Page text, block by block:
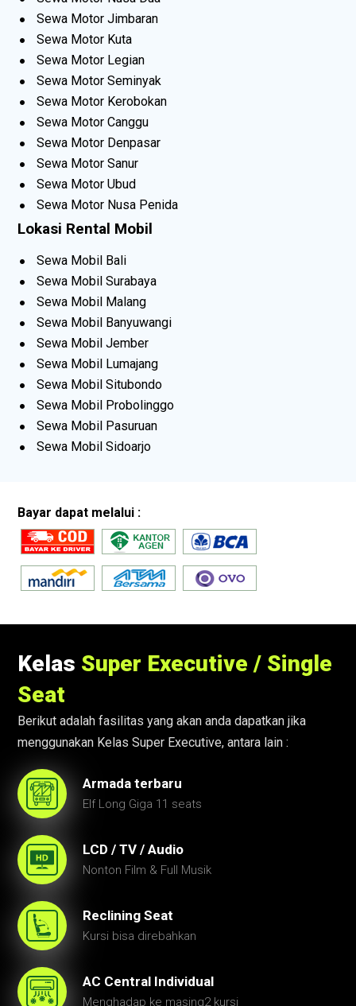
Sewa Motor Jimbaran
Sewa Motor Kuta
Sewa Motor Legian
Sewa Motor Seminyak
Sewa Motor Kerobokan
Sewa Motor Canggu
Sewa Motor Denpasar
Sewa Motor Sanur
Sewa Motor Ubud
Sewa Motor Nusa Penida
Lokasi Rental Mobil
Sewa Mobil Bali
Sewa Mobil Surabaya
Sewa Mobil Malang
Sewa Mobil Banyuwangi
Sewa Mobil Jember
Sewa Mobil Lumajang
Sewa Mobil Situbondo
Sewa Mobil Probolinggo
Sewa Mobil Pasuruan
Sewa Mobil Sidoarjo
Bayar dapat melalui :
Kelas Super Executive / Single
Seat
Berikut adalah fasilitas yang akan anda dapatkan jika
menggunakan Kelas Super Executive, antara lain :
Armada terbaru
Elf Long Giga 11 seats
LCD / TV / Audio
Nonton Film & Full Musik
Reclining Seat
Kursi bisa direbahkan
AC Central Individual
Menghadap ke masing2 kursi